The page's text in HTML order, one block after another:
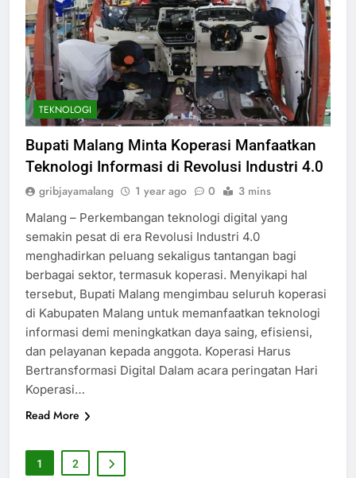
TEKNOLOGI
Bupati Malang Minta Koperasi Manfaatkan
Teknologi Informasi di Revolusi Industri 4.0
gribjayamalang 1 year ago 0 3 mins
Malang – Perkembangan teknologi digital yang
semakin pesat di era Revolusi Industri 4.0
menghadirkan peluang sekaligus tantangan bagi
berbagai sektor, termasuk koperasi. Menyikapi hal
tersebut, Bupati Malang mengimbau seluruh koperasi
di Kabupaten Malang untuk memanfaatkan teknologi
informasi demi meningkatkan daya saing, efisiensi,
dan pelayanan kepada anggota. Koperasi Harus
Bertransformasi Digital Dalam acara peringatan Hari
Koperasi…
Read More
1 2